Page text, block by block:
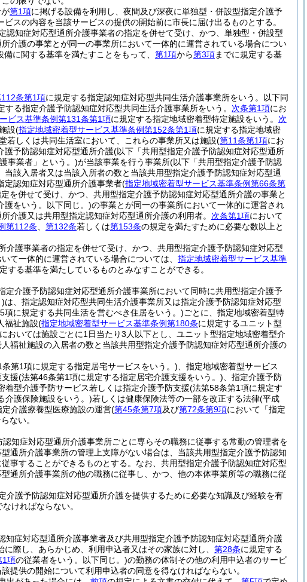
第1項に掲げる設備を利用し、夜間及び深夜に単独型・併設型指定介護予
ビスの内容を当該サービスの提供の開始前に市長に届け出るものとする。
知症対応型通所介護事業者の指定を併せて受け、かつ、単独型・併設型
介護の事業とが同一の事業所において一体的に運営されている場合につい
備に関する基準を満たすことをもって、 第1項から第3項までに規定する基
条第1項に規定する指定認知症対応型共同生活介護事業所をいう。以下同
する指定介護予防認知症対応型共同生活介護事業所をいう。 次条第1項にお
ビス基準条例第131条第1項に規定する指定地域密着型特定施設をいう。 次
設(指定地域密着型サービス基準条例第152条第1項に規定する指定地域密
若しくは共同生活室において、これらの事業所又は施設(第11条第1項にお
護予防認知症対応型通所介護(以下「共用型指定介護予防認知症対応型通所
事業者」という。)が当該事業を行う事業所(以下「共用型指定介護予防認
該入居者又は当該入所者の数と当該共用型指定介護予防認知症対応型通
定認知症対応型通所介護事業者(指定地域密着型サービス基準条例第66条第
を併せて受け、かつ、共用型指定介護予防認知症対応型通所介護の事業と
護をいう。以下同じ。)の事業とが同一の事業所において一体的に運営され
介護又は共用型指定認知症対応型通所介護の利用者。 次条第1項において
第112条 第132条若しくは第153条の規定を満たすために必要な数以上と
護事業者の指定を併せて受け、かつ、共用型指定介護予防認知症対応型
て一体的に運営されている場合については、 指定地域密着型サービス基準
する基準を満たしているものとみなすことができる。
定介護予防認知症対応型通所介護事業所において同時に共用型指定介護予
)は、指定認知症対応型共同生活介護事業所又は指定介護予防認知症対応型
に規定する共同生活を営むべき住居をいう。)ごとに、指定地域密着型特
福祉施設(指定地域密着型サービス基準条例第180条に規定するユニット型
においては施設ごとに1日当たり3人以下とし、ユニット型指定地域密着型介
福祉施設の入居者の数と当該共用型指定介護予防認知症対応型通所介護の
第1項に規定する指定居宅サービスをいう。) 、指定地域密着型サービス
支援(法第46条第1項に規定する指定居宅介護支援をいう。) 、指定介護予防
着型介護予防サービス若しくは指定介護予防支援(法第58条第1項に規定す
介護保険施設をいう。)若しくは健康保険法等の一部を改正する法律(平成
介護療養型医療施設の運営(第45条第7項及び第72条第9項において「指定
ない。
知症対応型通所介護事業所ごとに専らその職務に従事する常勤の管理者を
通所介護事業所の管理上支障がない場合は、当該共用型指定介護予防認知
事することができるものとする。 なお、共用型指定介護予防認知症対応型
通所介護事業所の他の職務に従事し、かつ、他の本体事業所等の職務に従
護予防認知症対応型通所介護を提供するために必要な知識及び経験を有
ければならない。
知症対応型通所介護事業者及び共用型指定介護予防認知症対応型通所介護
際し、あらかじめ、利用申込者又はその家族に対し、 第28条に規定する
1項の従業者をいう。以下同じ。)の勤務の体制その他の利用申込者のサービ
提供の開始について利用申込者の同意を得なければならない。